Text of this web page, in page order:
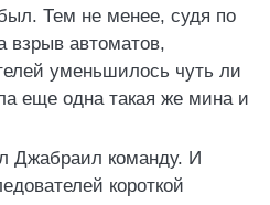
Тем не менее, судя по
взрыв автоматов,
уменьшилось чуть ли
еще одна такая же мина и
команду. И
короткой